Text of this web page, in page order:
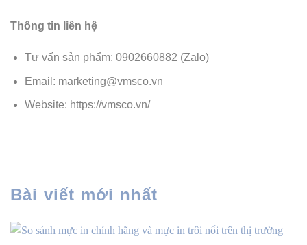
Thông tin liên hệ
Tư vấn sản phẩm: 0902660882 (Zalo)
Email: marketing@vmsco.vn
Website: https://vmsco.vn/
Bài viết mới nhất